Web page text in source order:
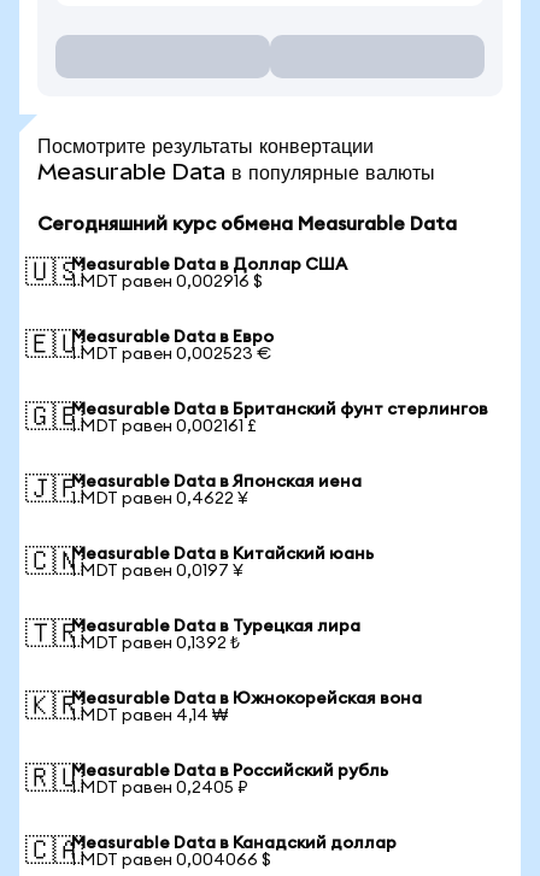
Посмотрите результаты конвертации
Measurable Data в популярные валюты
Сегодняшний курс обмена Measurable Data
🇺🇸Measurable Data в Доллар США
1 MDT равен 0,002916 $
🇪🇺Measurable Data в Евро
1 MDT равен 0,002523 €
🇬🇧Measurable Data в Британский фунт стерлингов
1 MDT равен 0,002161 £
🇯🇵Measurable Data в Японская иена
1 MDT равен 0,4622 ¥
🇨🇳Measurable Data в Китайский юань
1 MDT равен 0,0197 ¥
🇹🇷Measurable Data в Турецкая лира
1 MDT равен 0,1392 ₺
🇰🇷Measurable Data в Южнокорейская вона
1 MDT равен 4,14 ₩
🇷🇺Measurable Data в Российский рубль
1 MDT равен 0,2405 ₽
🇨🇦Measurable Data в Канадский доллар
1 MDT равен 0,004066 $